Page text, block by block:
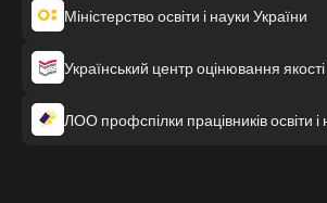
Міністерство освіти і науки України
Український центр оцінювання якості
ЛОО профспілки працівників освіти і